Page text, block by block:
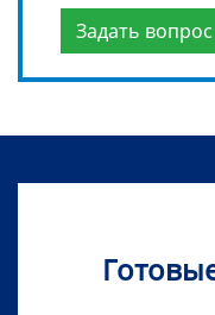
Задать вопрос